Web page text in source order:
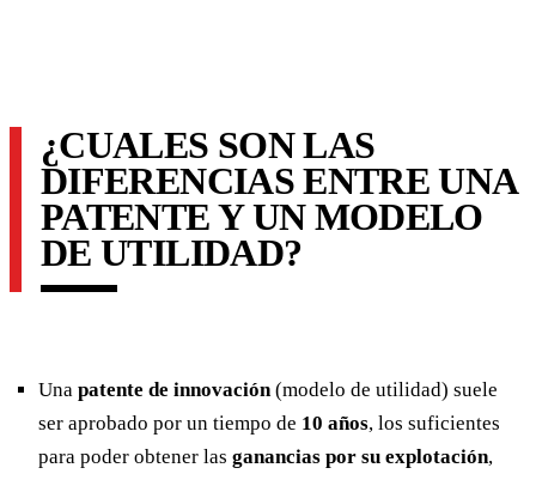
¿CUALES SON LAS
DIFERENCIAS ENTRE UNA
PATENTE Y UN MODELO
DE UTILIDAD?
Una patente de innovación(modelo de utilidad) suele
ser aprobado por un tiempo de 10 años, los suficientes
para poder obtener las ganancias por su explotación,